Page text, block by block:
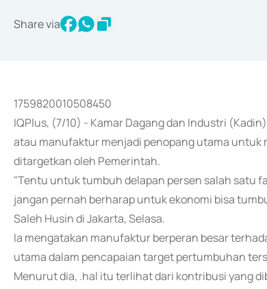
Share via
1759820010508450
IQPlus, (7/10) - Kamar Dagang dan Industri
atau manufaktur menjadi penopang utama untuk
ditargetkan oleh Pemerintah.
"Tentu untuk tumbuh delapan persen salah satu
jangan pernah berharap untuk ekonomi bisa
Saleh Husin di Jakarta, Selasa.
Ia mengatakan manufaktur berperan besar
utama dalam pencapaian target pertumbuhan
Menurut dia, .hal itu terlihat dari kontribusi yang